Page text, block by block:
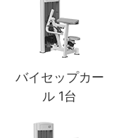
バイセップカー
ル 1台